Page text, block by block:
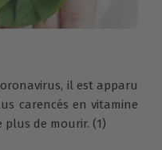
il est apparu
carencés en vitamine
de mourir. (1)